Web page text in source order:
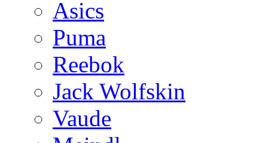
Asics
Puma
Reebok
Jack Wolfskin
Vaude